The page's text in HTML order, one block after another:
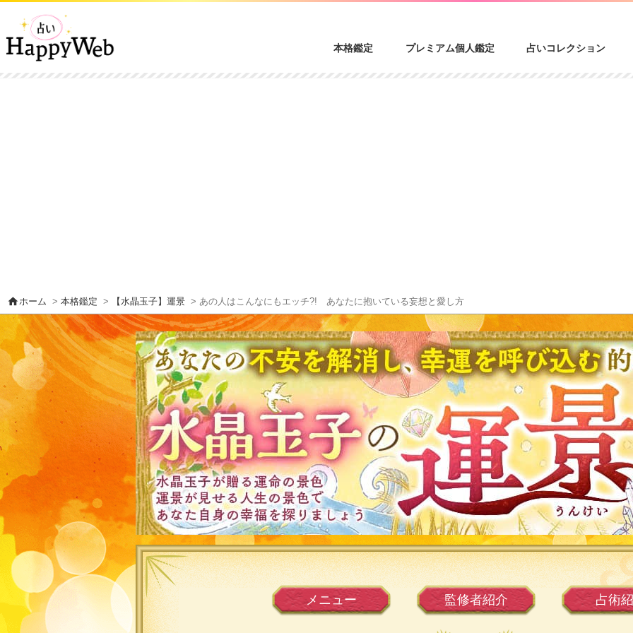
本格鑑定 プレミアム個人鑑定 占いコレクション
homeホーム > 本格鑑定 > 【水晶玉子】運景 > あの人はこんなにもエッチ?! あなたに抱いている妄想と愛し方
メニュー 監修者紹介 占術